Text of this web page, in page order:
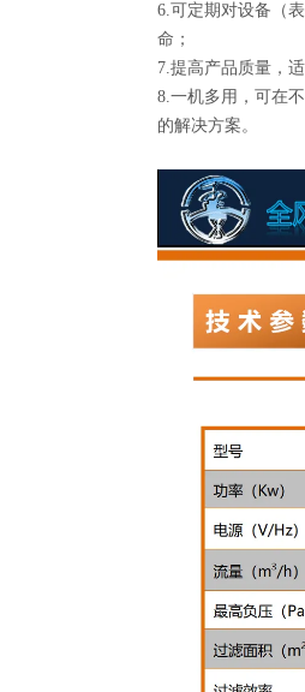
6.可定期对设备（
命；
7.提高产品质量，
8.一机多用，可在
的解决方案。